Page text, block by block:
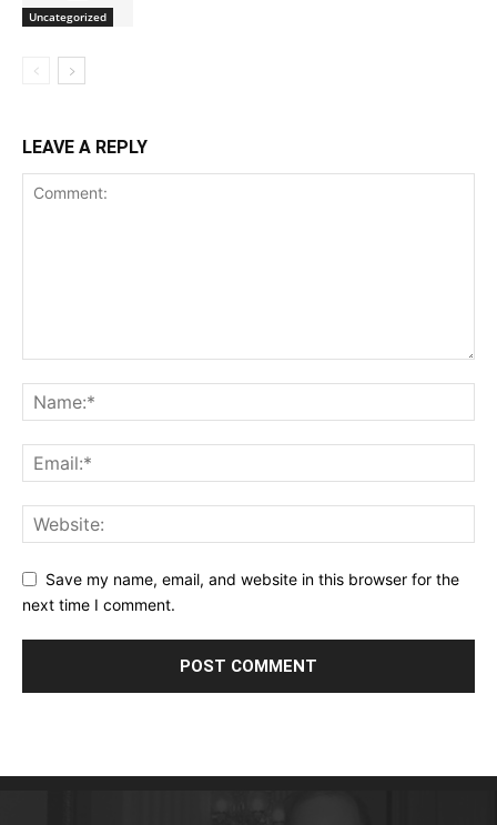
Uncategorized
LEAVE A REPLY
Save my name, email, and website in this browser for the
next time I comment.